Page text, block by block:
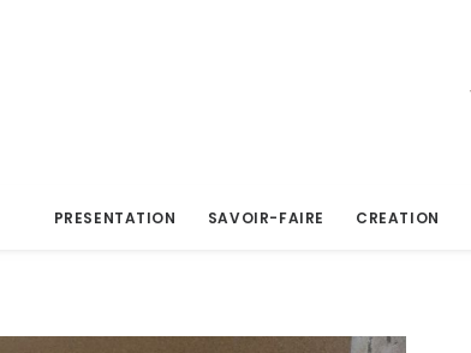
PRESENTATION SAVOIR-FAIRE CREATION